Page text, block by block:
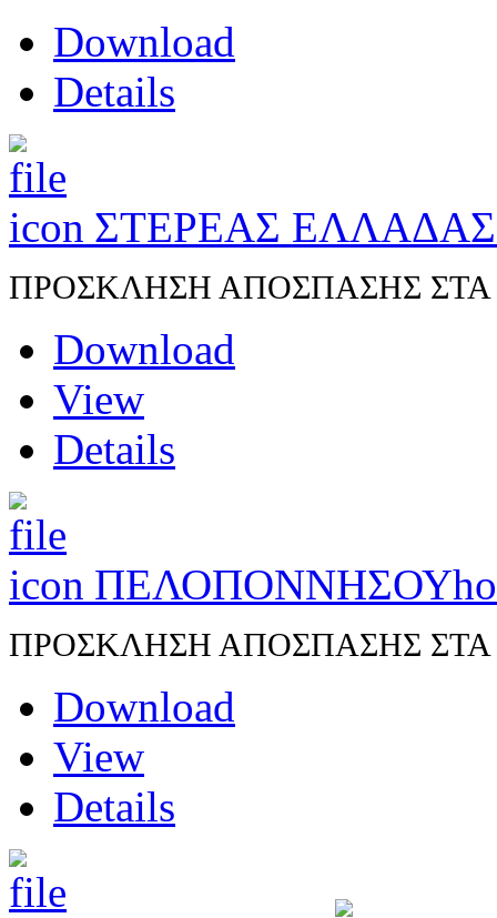
Download
Details
ΣΤΕΡΕΑΣ
ΠΡΟΣΚΛΗΣΗ ΑΠΟΣΠΑΣΗΣ ΣΤΑ
Download
View
Details
ΠΕΛΟΠΟΝΝΗΣΟΥ
ΠΡΟΣΚΛΗΣΗ ΑΠΟΣΠΑΣΗΣ ΣΤΑ
Download
View
Details